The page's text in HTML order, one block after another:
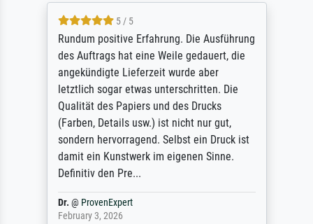
5 / 5
Rundum positive Erfahrung. Die Ausführung
des Auftrags hat eine Weile gedauert, die
angekündigte Lieferzeit wurde aber
letztlich sogar etwas unterschritten. Die
Qualität des Papiers und des Drucks
(Farben, Details usw.) ist nicht nur gut,
sondern hervorragend. Selbst ein Druck ist
damit ein Kunstwerk im eigenen Sinne.
Definitiv den Pre...
Dr. @ ProvenExpert
February 3, 2026